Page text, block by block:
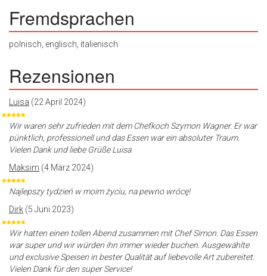
Fremdsprachen
polnisch, englisch, italienisch
Rezensionen
Luisa (22 April 2024)
Wir waren sehr zufrieden mit dem Chefkoch Szymon Wagner. Er war
pünktlich, professionell und das Essen war ein absoluter Traum.
Vielen Dank und liebe Grüße Luisa
Maksim (4 März 2024)
Najlepszy tydzień w moim życiu, na pewno wrócę!
Dirk (5 Juni 2023)
Wir hatten einen tollen Abend zusammen mit Chef Simon. Das Essen
war super und wir würden ihn immer wieder buchen. Ausgewählte
und exclusive Speisen in bester Qualität auf liebevolle Art zubereitet.
Vielen Dank für den super Service!